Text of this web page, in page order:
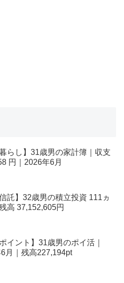
暮らし】31歳男の家計簿｜収支
円｜2026年6月
信託】32歳男の積立投資 111ヵ
高 37,152,605円
ポイント】31歳男のポイ活｜
月｜残高227,194pt